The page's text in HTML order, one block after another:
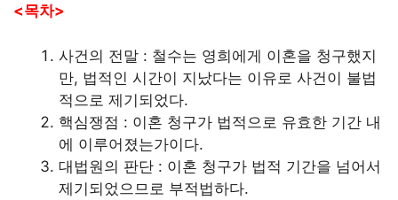
<목차>
사건의 전말 : 철수는 영희에게 이혼을 청구했지
만, 법적인 시간이 지났다는 이유로 사건이 불법
적으로 제기되었다.
핵심쟁점 : 이혼 청구가 법적으로 유효한 기간 내
에 이루어졌는가이다.
대법원의 판단 : 이혼 청구가 법적 기간을 넘어서
제기되었으므로 부적법하다.